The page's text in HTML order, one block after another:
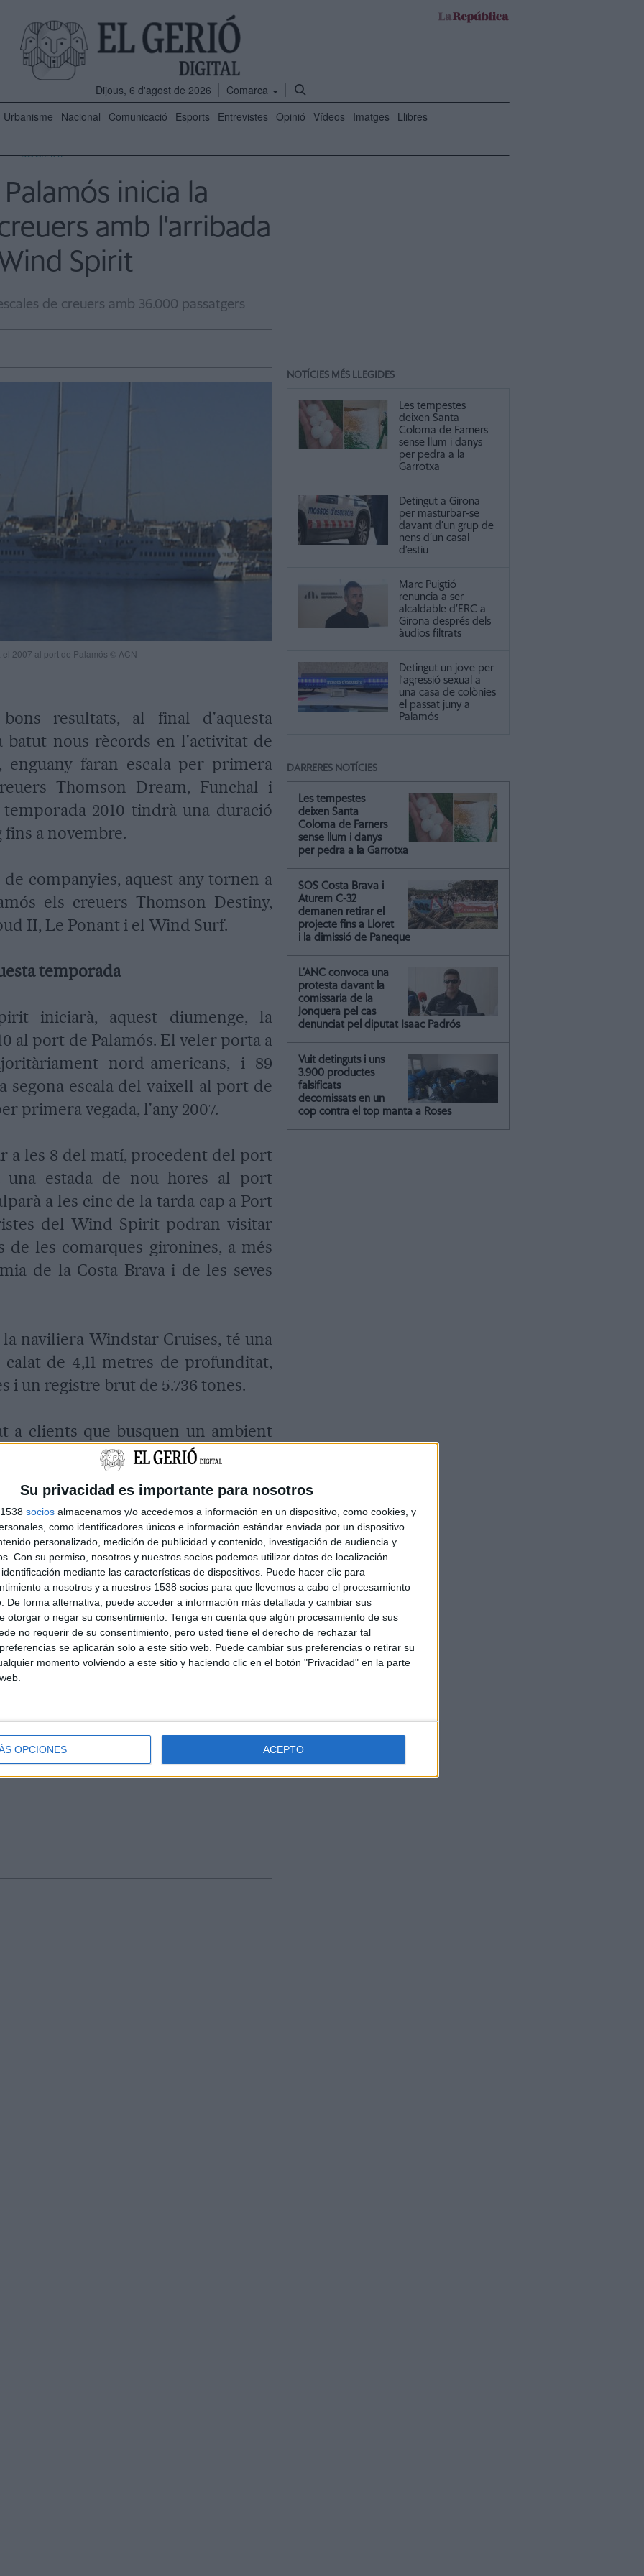
Su privacidad es importante para nosotros
socios almacenamos y/o accedemos a información en un dispositivo, como cookies, y
como identificadores únicos e información estándar enviada por un dispositivo
personalizado, medición de publicidad y contenido, investigación de audiencia y
Con su permiso, nosotros y nuestros socios podemos utilizar datos de localización
mediante las características de dispositivos. Puede hacer clic para
a nosotros y a nuestros 1538 socios para que llevemos a cabo el procesamiento
De forma alternativa, puede acceder a información más detallada y cambiar sus
otorgar o negar su consentimiento. Tenga en cuenta que algún procesamiento de sus
no requerir de su consentimiento, pero usted tiene el derecho de rechazar tal
se aplicarán solo a este sitio web. Puede cambiar sus preferencias o retirar su
momento volviendo a este sitio y haciendo clic en el botón "Privacidad" en la parte
OPCIONES ACEPTO
Dijous, 6 d'agost de 2026
Comarca
Urbanisme Nacional Comunicació Esports Entrevistes Opinió Vídeos Imatges Llibres
SOCIETAT
inicia la
amb l'arribada
Spirit
de creuers amb 36.000 passatgers
2007 al port de Palamós © ACN
bons resultats, al final d'aquesta
nous rècords en l'activitat de
enguany faran escala per primera
Thomson Dream, Funchal i
2010 tindrà una duració
fins a novembre.
companyies, aquest any tornen a
els creuers Thomson Destiny,
II, Le Ponant i el Wind Surf.
temporada
iniciarà, aquest diumenge, la
al port de Palamós. El veler porta a
nord-americans, i 89
segona escala del vaixell al port de
primera vegada, l'any 2007.
a les 8 del matí, procedent del port
una estada de nou hores al port
a les cinc de la tarda cap a Port
del Wind Spirit podran visitar
de les comarques gironines, a més
de la Costa Brava i de les seves
naviliera Windstar Cruises, té una
de 4,11 metres de profunditat,
i un registre brut de 5.736 tones.
a clients que busquen un ambient
creuer, amb uns serveis i una
a més ofereix totes les comoditats
casino, teatre, biblioteca,
i àmplies zones d'oci.
el veler Sea Cloud II, el
NOTÍCIES MÉS LLEGIDES
Les tempestes
deixen Santa
Coloma de Farners
sense llum i danys
per pedra a la
Garrotxa
Detingut a Girona
per masturbar-se
davant d’un grup de
nens d’un casal
d’estiu
Marc Puigtió
renuncia a ser
alcaldable d’ERC a
Girona després dels
àudios filtrats
Detingut un jove per
l'agressió sexual a
una casa de colònies
el passat juny a
Palamós
DARRERES NOTÍCIES
Les tempestes
deixen Santa
Coloma de Farners
sense llum i danys
per pedra a la Garrotxa
SOS Costa Brava i
Aturem C-32
demanen retirar el
projecte fins a Lloret
i la dimissió de Paneque
L’ANC convoca una
protesta davant la
comissaria de la
Jonquera pel cas
denunciat pel diputat Isaac Padrós
Vuit detinguts i uns
3.900 productes
falsificats
decomissats en un
cop contra el top manta a Roses